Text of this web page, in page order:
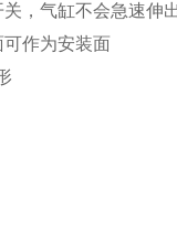
，气缸不会急速伸
作为安装面